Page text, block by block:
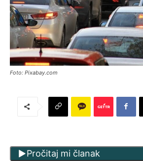
Foto: Pixabay.com
Pročitaj mi članak